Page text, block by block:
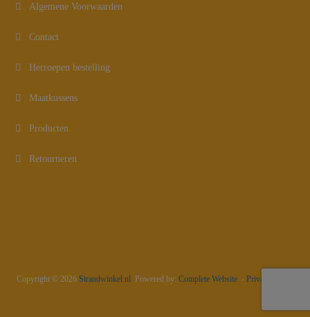
Algemene Voorwaarden
Contact
Herroepen bestelling
Maatkussens
Producten
Retourneren
Copyright © 2026 Strandwinkel.nl Powered by: Complete Website- Privacy Policy